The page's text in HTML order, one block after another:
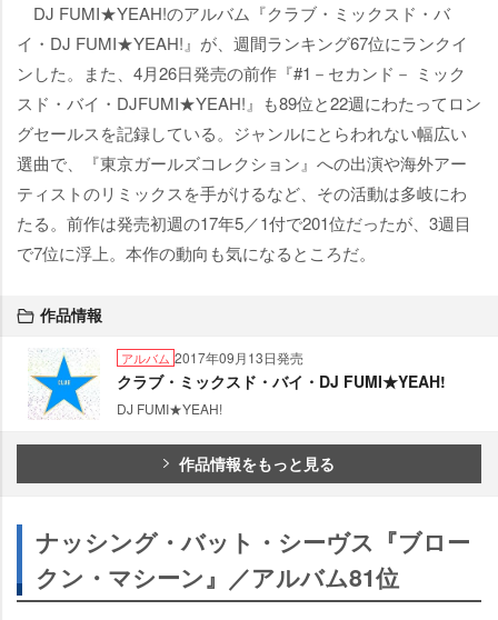
DJ FUMI★YEAH!のアルバム『クラブ・ミックスド・バ
イ・DJ FUMI★YEAH!』が、週間ランキング67位にランクイ
ンした。また、4月26日発売の前作『#1－セカンド－ ミック
スド・バイ・DJFUMI★YEAH!』も89位と22週にわたってロン
グセールスを記録している。ジャンルにとらわれない幅広い
選曲で、『東京ガールズコレクション』への出演や海外アー
ティストのリミックスを手がけるなど、その活動は多岐にわ
たる。前作は発売初週の17年5／1付で201位だったが、3週目
で7位に浮上。本作の動向も気になるところだ。
作品情報
アルバム 2017年09月13日発売
クラブ・ミックスド・バイ・DJ FUMI★YEAH!
DJ FUMI★YEAH!
作品情報をもっと見る
ナッシング・バット・シーヴス『ブロー
クン・マシーン』／アルバム81位